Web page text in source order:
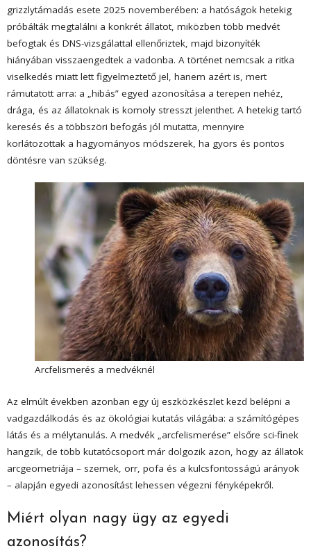
grizzlytámadás esete 2025 novemberében: a hatóságok hetekig
próbálták megtalálni a konkrét állatot, miközben több medvét
befogtak és DNS-vizsgálattal ellenőriztek, majd bizonyíték
hiányában visszaengedtek a vadonba. A történet nemcsak a ritka
viselkedés miatt lett figyelmeztető jel, hanem azért is, mert
rámutatott arra: a „hibás” egyed azonosítása a terepen nehéz,
drága, és az állatoknak is komoly stresszt jelenthet. A hetekig tartó
keresés és a többszöri befogás jól mutatta, mennyire
korlátozottak a hagyományos módszerek, ha gyors és pontos
döntésre van szükség.
Arcfelismerés a medvéknél
Az elmúlt években azonban egy új eszközkészlet kezd belépni a
vadgazdálkodás és az ökológiai kutatás világába: a számítógépes
látás és a mélytanulás. A medvék „arcfelismerése” elsőre sci-finek
hangzik, de több kutatócsoport már dolgozik azon, hogy az állatok
arcgeometriája – szemek, orr, pofa és a kulcsfontosságú arányok
– alapján egyedi azonosítást lehessen végezni fényképekről.
Miért olyan nagy ügy az egyedi
azonosítás?